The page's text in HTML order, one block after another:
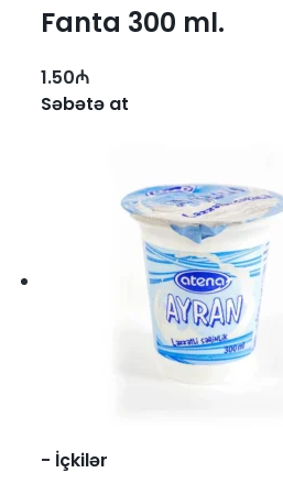
Fanta 300 ml.
1.50₼
Səbətə at
- İçkilər